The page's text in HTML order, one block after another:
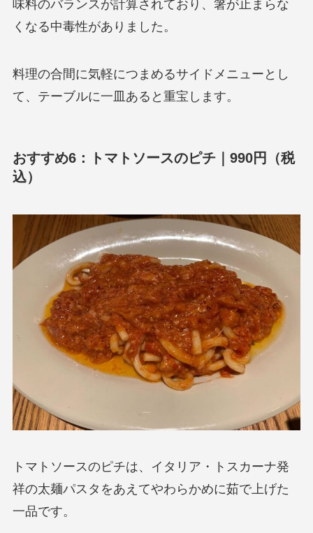
味料のバランスが計算されており、箸が止まらな
くなる中毒性がありました。
料理の合間に気軽につまめるサイドメニューとし
て、テーブルに一皿あると重宝します。
おすすめ6：トマトソースのピチ｜990円（税
込）
トマトソースのピチは、イタリア・トスカーナ発
祥の太麺パスタをあえてやわらかめに茹で上げた
一品です。